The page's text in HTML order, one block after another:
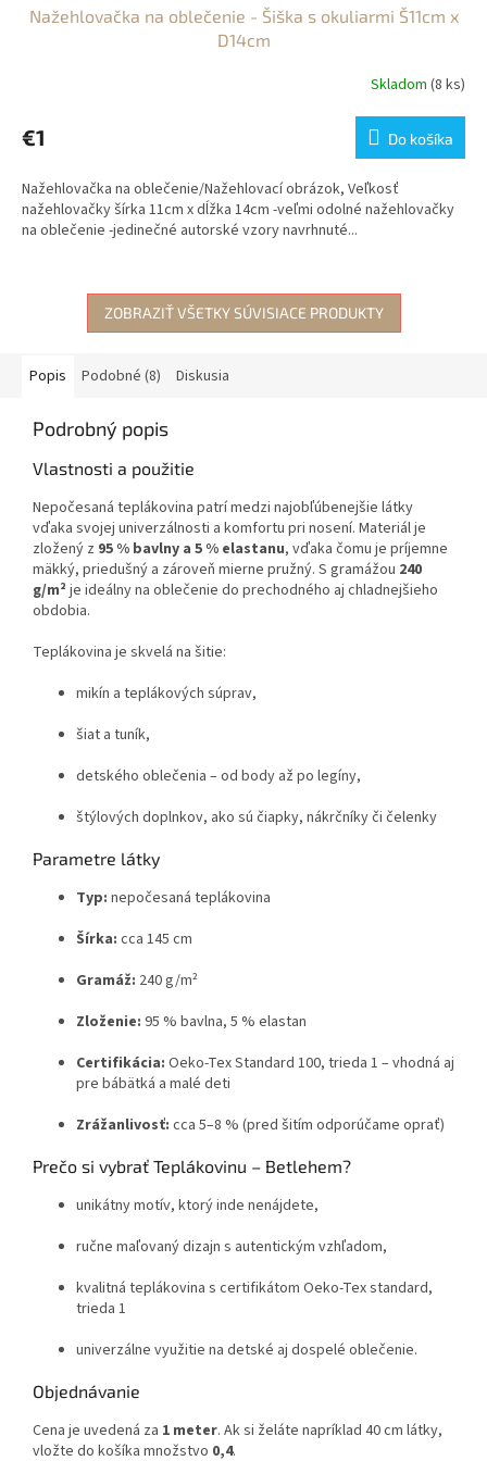
Nažehlovačka na oblečenie - Šiška s okuliarmi Š11cm x
D14cm
Skladom (8 ks)
€1 Do košíka
Nažehlovačka na oblečenie/Nažehlovací obrázok, Veľkosť
nažehlovačky šírka 11cm x dĺžka 14cm -veľmi odolné nažehlovačky
na oblečenie -jedinečné autorské vzory navrhnuté...
ZOBRAZIŤ VŠETKY SÚVISIACE PRODUKTY
Popis Podobné (8) Diskusia
Podrobný popis
Vlastnosti a použitie
Nepočesaná teplákovina patrí medzi najobľúbenejšie látky
vďaka svojej univerzálnosti a komfortu pri nosení. Materiál je
zložený z 95 % bavlny a 5 % elastanu, vďaka čomu je príjemne
mäkký, priedušný a zároveň mierne pružný. S gramážou 240
g/m²je ideálny na oblečenie do prechodného aj chladnejšieho
obdobia.
Teplákovina je skvelá na šitie:
mikín a teplákových súprav,
šiat a tuník,
detského oblečenia – od body až po legíny,
štýlových doplnkov, ako sú čiapky, nákrčníky či čelenky
Parametre látky
Typ: nepočesaná teplákovina
Šírka: cca 145 cm
Gramáž: 240 g/m²
Zloženie: 95 % bavlna, 5 % elastan
Certifikácia: Oeko-Tex Standard 100, trieda 1 – vhodná aj
pre bábätká a malé deti
Zrážanlivosť: cca 5–8 % (pred šitím odporúčame oprať)
Prečo si vybrať Teplákovinu – Betlehem?
unikátny motív, ktorý inde nenájdete,
ručne maľovaný dizajn s autentickým vzhľadom,
kvalitná teplákovina s certifikátom Oeko-Tex standard,
trieda 1
univerzálne využitie na detské aj dospelé oblečenie.
Objednávanie
Cena je uvedená za 1 meter. Ak si želáte napríklad 40 cm látky,
vložte do košíka množstvo 0,4.